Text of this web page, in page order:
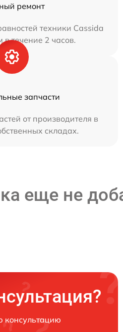
ремонт
техники Cassida
в течение 2 часов.
запчасти
от производителя в
складах.
еще не
консультацию